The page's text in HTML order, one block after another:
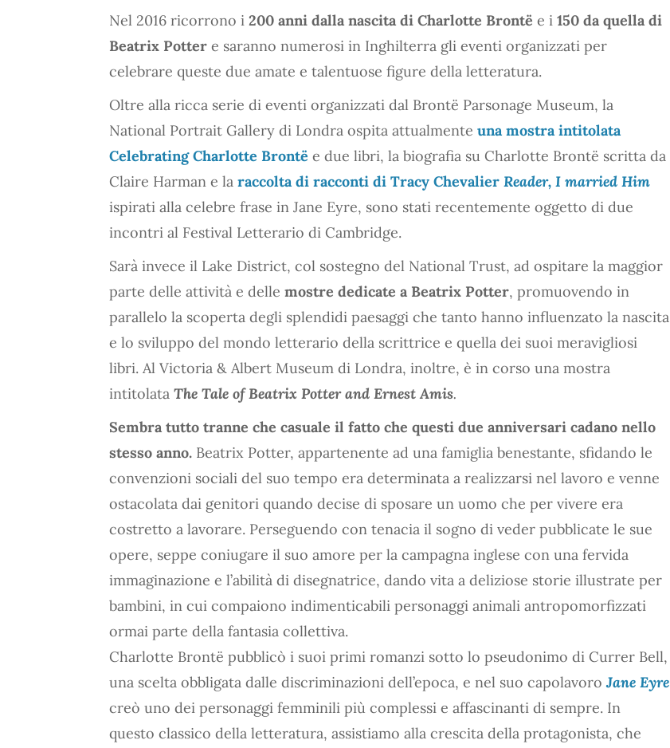
Nel 2016 ricorrono i 200 anni dalla nascita di Charlotte Brontë e i 150 da quella di
Beatrix Potter e saranno numerosi in Inghilterra gli eventi organizzati per
celebrare queste due amate e talentuose figure della letteratura.
Oltre alla ricca serie di eventi organizzati dal Brontë Parsonage Museum, la
National Portrait Gallery di Londra ospita attualmente una mostra intitolata
Celebrating Charlotte Brontë e due libri, la biografia su Charlotte Brontë scritta da
Claire Harman e la raccolta di racconti di Tracy Chevalier Reader, I married Him
ispirati alla celebre frase in Jane Eyre, sono stati recentemente oggetto di due
incontri al Festival Letterario di Cambridge.
Sarà invece il Lake District, col sostegno del National Trust, ad ospitare la maggior
parte delle attività e delle mostre dedicate a Beatrix Potter, promuovendo in
parallelo la scoperta degli splendidi paesaggi che tanto hanno influenzato la nascita
e lo sviluppo del mondo letterario della scrittrice e quella dei suoi meravigliosi
libri. Al Victoria & Albert Museum di Londra, inoltre, è in corso una mostra
intitolata The Tale of Beatrix Potter and Ernest Amis.
Sembra tutto tranne che casuale il fatto che questi due anniversari cadano nello
stesso anno. Beatrix Potter, appartenente ad una famiglia benestante, sfidando le
convenzioni sociali del suo tempo era determinata a realizzarsi nel lavoro e venne
ostacolata dai genitori quando decise di sposare un uomo che per vivere era
costretto a lavorare. Perseguendo con tenacia il sogno di veder pubblicate le sue
opere, seppe coniugare il suo amore per la campagna inglese con una fervida
immaginazione e l’abilità di disegnatrice, dando vita a deliziose storie illustrate per
bambini, in cui compaiono indimenticabili personaggi animali antropomorfizzati
ormai parte della fantasia collettiva.
Charlotte Brontë pubblicò i suoi primi romanzi sotto lo pseudonimo di Currer Bell,
una scelta obbligata dalle discriminazioni dell’epoca, e nel suo capolavoroJane Eyre
creò uno dei personaggi femminili più complessi e affascinanti di sempre. In
questo classico della letteratura, assistiamo alla crescita della protagonista, che